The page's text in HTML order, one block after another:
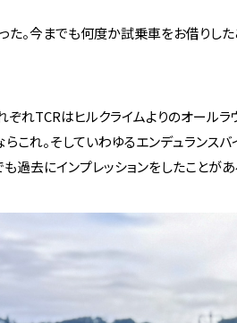
。今までも何度か試乗車をお借りし
ぞれTCRはヒルクライムよりのオール
これ。そしていわゆるエンデュラン
過去にインプレッションをしたことがあ